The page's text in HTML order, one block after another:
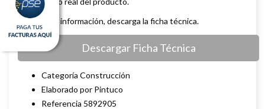
Para mayor información, descarga la ficha técnica.
Descargar Ficha Técnica
Categoría Construcción
Elaborado por Pintuco
Referencia 5892905